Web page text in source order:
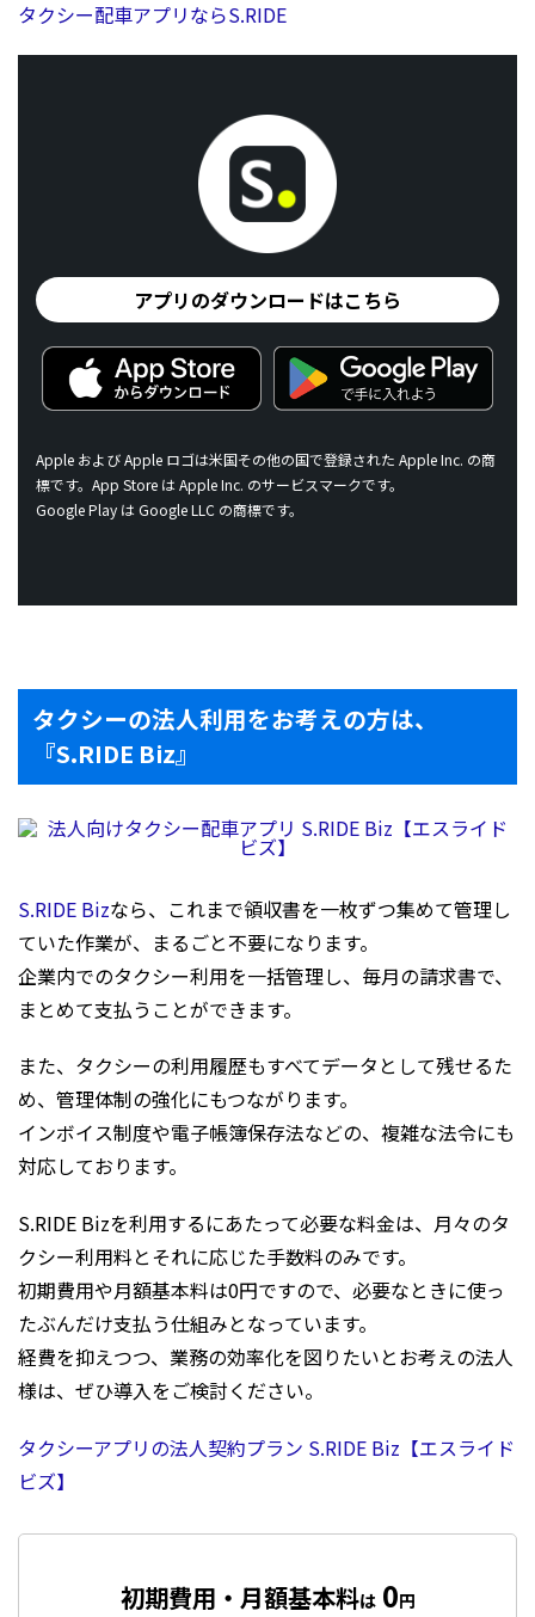
タクシー配車アプリならS.RIDE
アプリのダウンロードはこちら
Apple および Apple ロゴは米国その他の国で登録された Apple Inc. の商
標です。App Store は Apple Inc. のサービスマークです。
Google Play は Google LLC の商標です。
タクシーの法人利用をお考えの方は、
『S.RIDE Biz』
S.RIDE Bizなら、これまで領収書を一枚ずつ集めて管理し
ていた作業が、まるごと不要になります。
企業内でのタクシー利用を一括管理し、毎月の請求書で、
まとめて支払うことができます。
また、タクシーの利用履歴もすべてデータとして残せるた
め、管理体制の強化にもつながります。
インボイス制度や電子帳簿保存法などの、複雑な法令にも
対応しております。
S.RIDE Bizを利用するにあたって必要な料金は、月々のタ
クシー利用料とそれに応じた手数料のみです。
初期費用や月額基本料は0円ですので、必要なときに使っ
たぶんだけ支払う仕組みとなっています。
経費を抑えつつ、業務の効率化を図りたいとお考えの法人
様は、ぜひ導入をご検討ください。
タクシーアプリの法人契約プラン S.RIDE Biz【エスライド
ビズ】
初期費用・月額基本料は 0円